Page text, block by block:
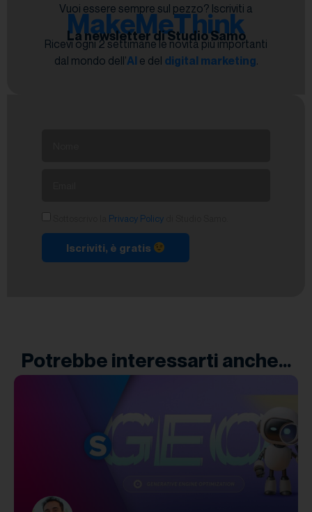
Vuoi essere sempre sul pezzo? Iscriviti a
MakeMeThink
La newsletter di Studio Samo
Ricevi ogni 2 settimane le novità più importanti
dal mondo dell’AI e del digital marketing.
Privacy Policy
Iscriviti, è gratis
Potrebbe interessarti anche...